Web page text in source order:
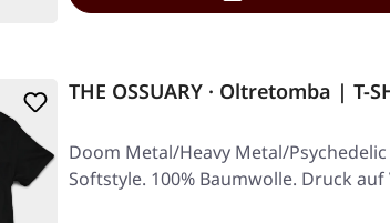
THE OSSUARY · Oltretomba | T-
Doom Metal/Heavy Metal/Psychedelic
Softstyle. 100% Baumwolle. Druck